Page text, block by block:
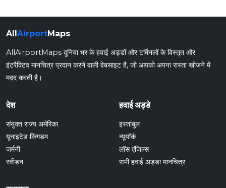
All AirportMaps
AllAirportMaps दुनिया भर के हवाई अड्डों और टर्मिनलों के विस्तृत और
इंटरैक्टिव मानचित्र प्रदान करने वाली वेबसाइट है, जो आपको अपना रास्ता खोजने में
मदद करती है।
देश
संयुक्त राज्य अमेरिका
यूनाइटेड किंगडम
जर्मनी
स्वीडन
हवाई अड्डे
इस्तांबुल
न्यूयॉर्क
लॉस एंजिल्स
सभी हवाई अड्डा मानचित्र